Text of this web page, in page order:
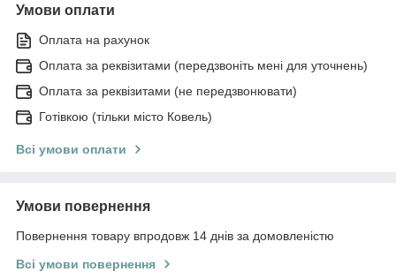
Умови оплати
Оплата на рахунок
Оплата за реквізитами (передзвоніть мені для уточнень)
Оплата за реквізитами (не передзвонювати)
Готівкою (тільки місто Ковель)
Всі умови оплати
Умови повернення
Повернення товару впродовж 14 днів за домовленістю
Всі умови повернення